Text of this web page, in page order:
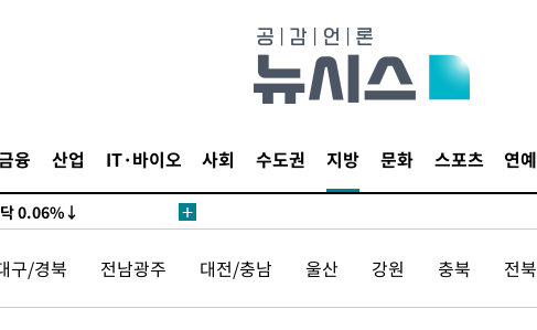
융 산업 IT·바이오 사회 수도권 지방 문화 스포츠 연예
닥 0.06%↓
구/경북 전남광주 대전/충남 울산 강원 충북 전북